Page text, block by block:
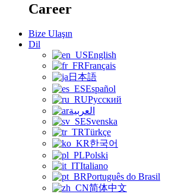
Career
Bize Ulaşın
Dil
English
Français
日本語
Español
Русский
العربية
Svenska
Türkçe
한국어
Polski
Italiano
Português do Brasil
简体中文